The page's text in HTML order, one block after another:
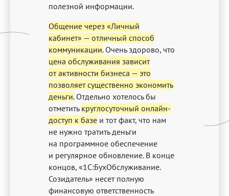
полезной информации.
Общение через «Личный
кабинет» — отличный способ
коммуникации.Очень здорово, что
цена обслуживания зависит
от активности бизнеса — это
позволяет существенно экономить
деньги.Отдельно хотелось бы
отметить круглосуточный онлайн-
доступ к базе и тот факт, что нам
не нужно тратить деньги
на программное обеспечение
и регулярное обновление. В конце
концов, «1С:БухОбслуживание.
Созидатель» несет полную
финансовую ответственность